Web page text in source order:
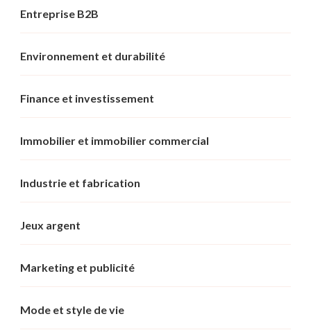
Entreprise B2B
Environnement et durabilité
Finance et investissement
Immobilier et immobilier commercial
Industrie et fabrication
Jeux argent
Marketing et publicité
Mode et style de vie